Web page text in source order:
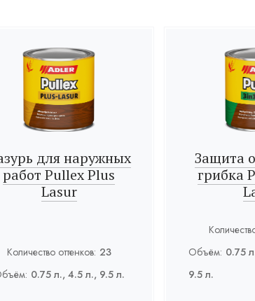
для наружных
работ Pullex Plus
Lasur
Количество оттенков: 23
0.75 л., 4.5 л., 9.5 л.
Защита
грибка
Объём: 0.75
9.5 л.